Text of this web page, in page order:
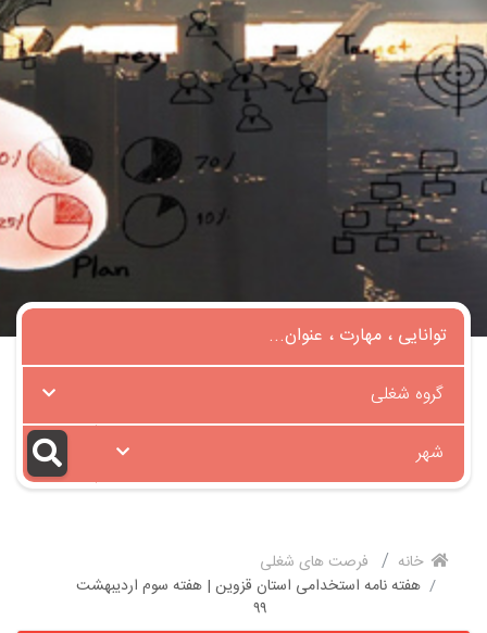
گروه شغلی
شهر
خانه
فرصت های شغلی
هفته نامه استخدامی استان قزوین | هفته سوم اردیبهشت
۹۹